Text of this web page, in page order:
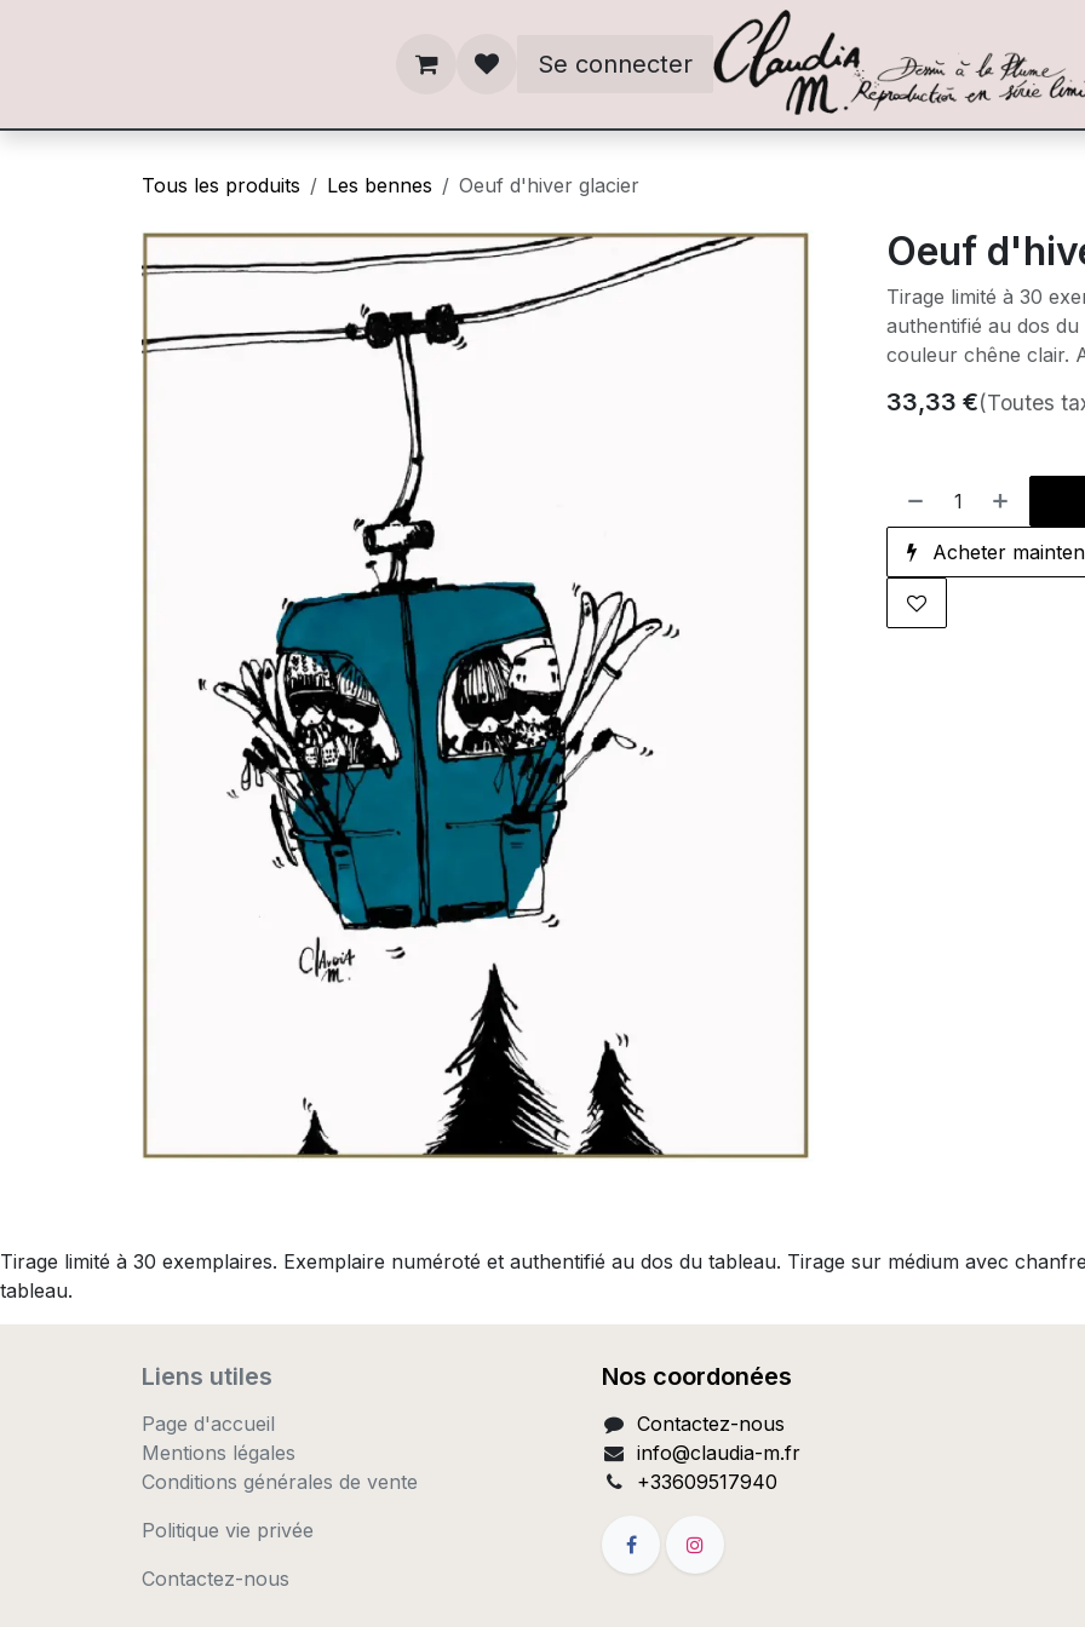
Se connecter
Tous les produits Les bennes Oeuf d'hiver glacier
Oeuf
Tirage limité à 30
authentifié au dos
couleur chêne clair.
33,33 €(Toutes
Acheter
Tirage limité à 30 exemplaires. Exemplaire numéroté et authentifié au dos du tableau. Tirage sur médium avec
tableau.
Liens utiles
Page d'accueil
Mentions légales
Conditions générales de vente
Politique vie privée
Contactez-nous
Nos coordonées
Contactez-nous
info@claudia-m.fr
+33609517940